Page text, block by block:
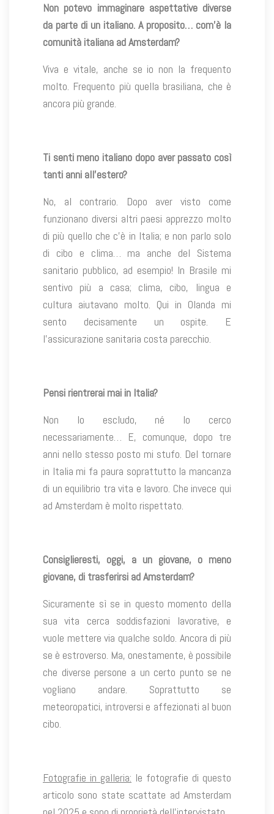
Non potevo immaginare aspettative diverse
da parte di un italiano. A proposito… com’è la
comunità italiana ad Amsterdam?
Viva e vitale, anche se io non la frequento
molto. Frequento più quella brasiliana, che è
ancora più grande.
Ti senti meno italiano dopo aver passato così
tanti anni all’estero?
No, al contrario. Dopo aver visto come
funzionano diversi altri paesi apprezzo molto
di più quello che c’è in Italia; e non parlo solo
di cibo e clima… ma anche del Sistema
sanitario pubblico, ad esempio! In Brasile mi
sentivo più a casa; clima, cibo, lingua e
cultura aiutavano molto. Qui in Olanda mi
sento decisamente un ospite. E
l’assicurazione sanitaria costa parecchio.
Pensi rientrerai mai in Italia?
Non lo escludo, né lo cerco
necessariamente… E, comunque, dopo tre
anni nello stesso posto mi stufo. Del tornare
in Italia mi fa paura soprattutto la mancanza
di un equilibrio tra vita e lavoro. Che invece qui
ad Amsterdam è molto rispettato.
Consiglieresti, oggi, a un giovane, o meno
giovane, di trasferirsi ad Amsterdam?
Sicuramente sì se in questo momento della
sua vita cerca soddisfazioni lavorative, e
vuole mettere via qualche soldo. Ancora di più
se è estroverso. Ma, onestamente, è possibile
che diverse persone a un certo punto se ne
vogliano andare. Soprattutto se
meteoropatici, introversi e affezionati al buon
cibo.
Fotografie in galleria: le fotografie di questo
articolo sono state scattate ad Amsterdam